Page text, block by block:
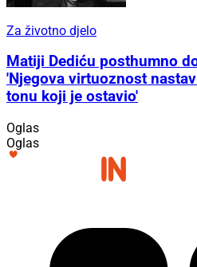
Za životno djelo
Matiji Dediću posthumno
'Njegova virtuoznost
tonu koji je ostavio'
Oglas
Oglas